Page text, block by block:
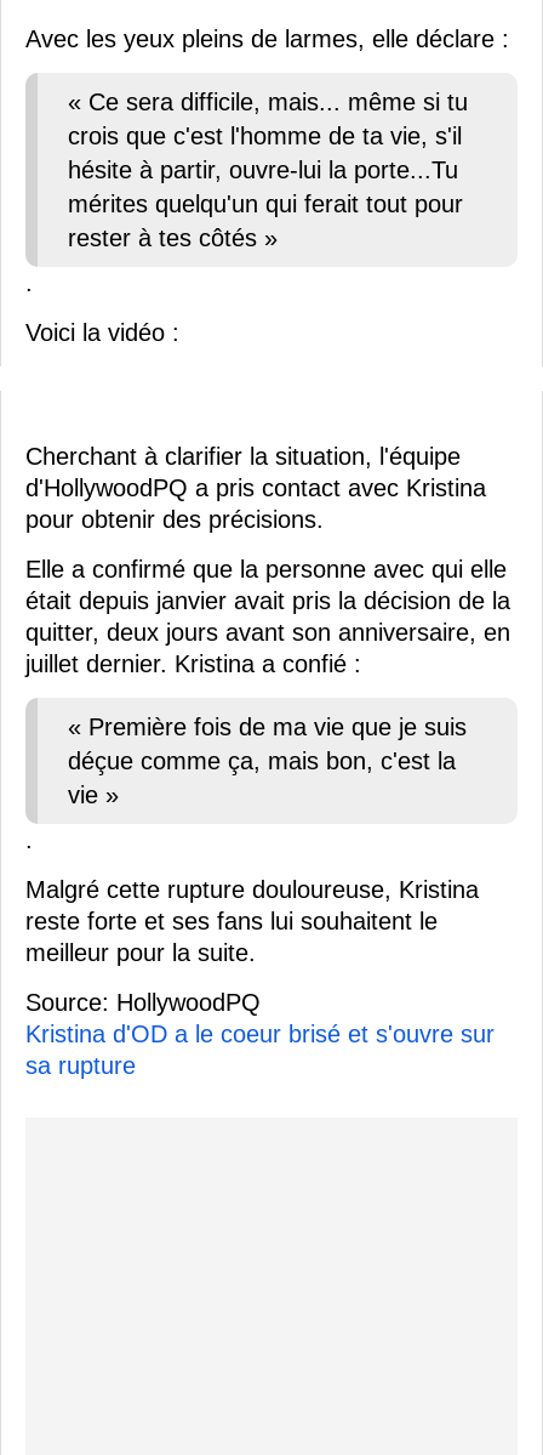
Avec les yeux pleins de larmes, elle déclare :
« Ce sera difficile, mais... même si tu
crois que c'est l'homme de ta vie, s'il
hésite à partir, ouvre-lui la porte...Tu
mérites quelqu'un qui ferait tout pour
rester à tes côtés »
.
Voici la vidéo :
Cherchant à clarifier la situation, l'équipe
d'HollywoodPQ a pris contact avec Kristina
pour obtenir des précisions.
Elle a confirmé que la personne avec qui elle
était depuis janvier avait pris la décision de la
quitter, deux jours avant son anniversaire, en
juillet dernier. Kristina a confié :
« Première fois de ma vie que je suis
déçue comme ça, mais bon, c'est la
vie »
.
Malgré cette rupture douloureuse, Kristina
reste forte et ses fans lui souhaitent le
meilleur pour la suite.
Source: HollywoodPQ
Kristina d'OD a le coeur brisé et s'ouvre sur
sa rupture